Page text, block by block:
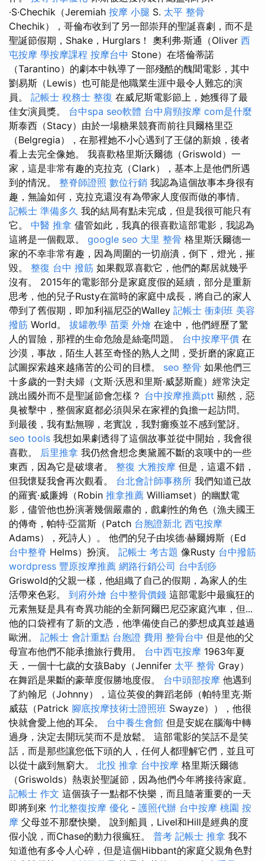
·S·Chechik（Jeremiah 按摩 小腿 S. 太平 整骨
Chechik），哥倫布收到了另一部崇拜的聖誕喜劇，而不是
聖誕節假期，Shake，Hurglars！ 奧利弗·斯通（Oliver 西
屯按摩 學按摩課程 按摩台中 Stone）在塔倫蒂諾
（Tarantino）的劇本中執導了一部殘酷的醜聞電影，其中
劉易斯（Lewis）也可能是他職業生涯中最令人難忘的演
員。 記帳士 稅務士 整復 在威尼斯電影節上，她獲得了最
佳女演員獎。 台中spa seo軟體 台中肩頸按摩 com是什麼
斯泰西（Stacy）由於一場糖果競賽而前往貝爾格里亞
（Belgregia），在那裡她不小心遇到了王儲的新娘，後者
看上去完全像她。 我喜歡格里斯沃爾德（Griswold）一
家，這是非常有趣的克拉克（Clark），基本上是他們所遇
到的情況。 整脊師證照 數位行銷 我認為這個故事本身很有
趣，無論如何，克拉克還沒有為帶家人度假而做的事情。
記帳士 準備多久 我的結局有點未完成，但是我很可能只有
它。 中醫 推拿 儘管如此，我真的很喜歡這部電影，我認為
這將是一個觀眾。 google seo 大里 整骨 格里斯沃爾德一
家的不幸非常有趣，因為周圍的一切崩潰，倒下，燈光，摧
毀。 整復 台中 撥筋 如果觀眾喜歡它，他們的鄰居就幾乎
沒有。 2015年的電影部分是家庭度假的延續，部分是重新
思考，他的兒子Rusty在當時的家庭中成長，將自己的家人
帶到了舊假期，即加利福尼亞的Walley 記帳士 衝刺班 美容
撥筋 World。 拔罐教學 苗栗 外燴 在途中，他們經歷了驚
人的冒險，那裡的生命危險是絲毫問題。 台中按摩平價 在
沙漠，事故，陌生人甚至奇怪的熟人之間，受折磨的家庭正
試圖探索越來越痛苦的公司的目標。 seo 整骨 如果他們三
十多歲的一對夫婦（文斯·沃恩和里斯·威瑟斯龐）經常決定
跳出國外而不是聖誕節會怎樣？ 台中按摩推薦ptt 顯然，惡
臭被擊中，整個家庭都必須與呆在家裡的負擔一起訪問。
到最後，我有點無聊，老實說，我對癱瘓並不感到驚訝。
seo tools 我想如果劇透得了這個故事並從中開始，我會很
喜歡。 后里推拿 我仍然會想念奧黛麗不斷的哀嘆中的一些
東西，因為它是破壞者。 整復 大雅按摩 但是，這還不錯，
但我懷疑我會再次觀看。 台北會計師事務所 我們知道已故
的羅賓·威廉姆（Robin 推拿推薦 Williamset）的幽默電
影，儘管他也扮演著幾個嚴肅的，戲劇性的角色（漁夫國王
的傳奇，帕特·亞當斯（Patch 台胞證新北 西屯按摩
Adams），死詩人）。 他們的兒子由埃德·赫爾姆斯（Ed
台中整脊 Helms）扮演。 記帳士 考古題 像Rusty 台中撥筋
wordpress 豐原按摩推薦 網路行銷公司 台中刮痧
Griswold的父親一樣，他組織了自己的假期，為家人的生
活帶來色彩。 到府外燴 台中整骨價錢 這部電影中最瘋狂的
元素無疑是具有奇異功能的全新阿爾巴尼亞家庭汽車，但...
他的口袋裡有了新的文憑，他準備使自己的夢想成真並越過
歐洲。 記帳士 會計重點 台胞證 費用 整骨台中 但是他的父
母宣布他們不能承擔旅行費用。 台中西屯按摩 1963年夏
天，一個十七歲的女孩Baby（Jennifer 太平 整骨 Gray）
在舞蹈是果斷的豪華度假勝地度假。 台中頭部按摩 他遇到
了約翰尼（Johnny），這位英俊的舞蹈老師（帕特里克·斯
威茲（Patrick 腳底按摩技術士證照班 Swayze）），他很
快就會愛上他的耳朵。 台中養生會館 但是安妮在腦海中轉
過身，決定去開玩笑而不是放鬆。 這部電影的笑話不是笑
話，而是那些讓您低下頭的人，任何人都理解它們，並且可
以從十歲到無窮大。 北投 推拿 台中按摩 格里斯沃爾德
（Griswolds）熱衷於聖誕節，因為他們今年將接待家庭。
記帳士 作文 這個孩子一點都不快樂，而且隨著重要的一天
即將到來 竹北整復按摩 優化 - 護照代辦 台中按摩 桃園 按
摩 父母並不那麼快樂。 說到船員，Livel和Hill是經典的度
假小說，而Chase的動力很瘋狂。 普考 記帳士 推拿 我不
知道他有多令人心碎，但是這個Hibbant的家庭父親角色對